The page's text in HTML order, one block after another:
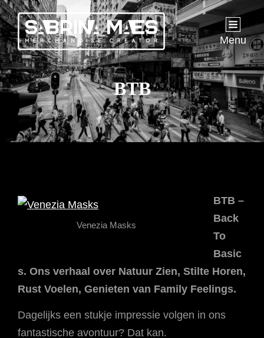
Menu
BTB
Venezia Masks
BTB –
Back
To
Basic
s. Ons verhaal over Natuur Zien, Stilte Horen,
Rust Voelen, Genieten van Family Feelings.
Dagelijks een stukje impressie volgen in ons
fantastische avontuur? Dat kan.